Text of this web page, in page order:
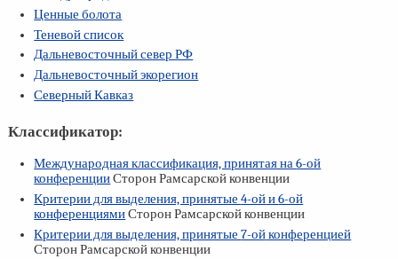
Ценные болота
Теневой список
Дальневосточный север РФ
Дальневосточный экорегион
Северный Кавказ
Классификатор:
Международная классификация, принятая на6-ой
конференцииСторон Рамсарской конвенции
Критерии для выделения, принятые4-ойи6-ой
конференциямиСторон Рамсарской конвенции
Критерии для выделения, принятые7-ойконференцией
Сторон Рамсарской конвенции